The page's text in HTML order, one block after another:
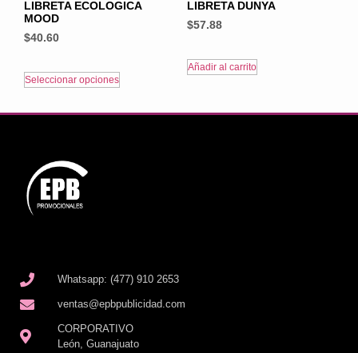
LIBRETA ECOLOGICA
MOOD
$40.60
Seleccionar opciones
LIBRETA DUNYA
$57.88
Añadir al carrito
Whatsapp: (477) 910 2653
ventas@epbpublicidad.com
CORPORATIVO
León, Guanajuato